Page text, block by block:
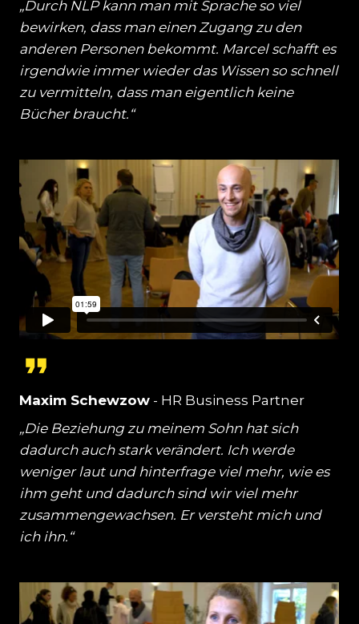
„Durch NLP kann man mit Sprache so viel
bewirken, dass man einen Zugang zu den
anderen Personen bekommt. Marcel schafft es
irgendwie immer wieder das Wissen so schnell
zu vermitteln, dass man eigentlich keine
Bücher braucht.“
Maxim Schewzow - HR Business Partner
„Die Beziehung zu meinem Sohn hat sich
dadurch auch stark verändert. Ich werde
weniger laut und hinterfrage viel mehr, wie es
ihm geht und dadurch sind wir viel mehr
zusammengewachsen. Er versteht mich und
ich ihn.“